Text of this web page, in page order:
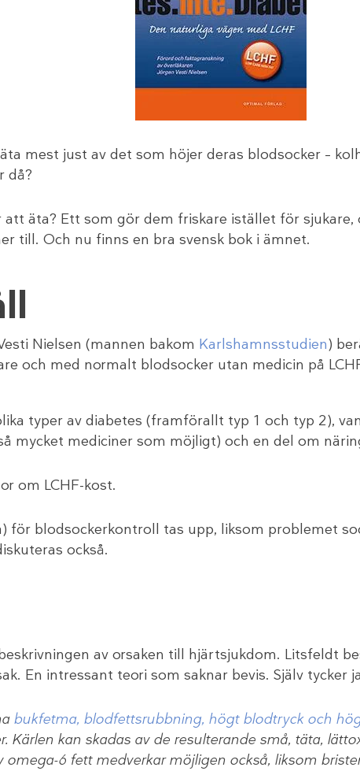
mest just av det som höjer deras blodsocker –
då?
äta? Ett som gör dem friskare istället för sjukare,
till. Och nu finns en bra svensk bok i ämnet.
Nielsen (mannen bakom Karlshamnsstudien)
och med normalt blodsocker utan medicin på
typer av diabetes (framförallt typ 1 och typ 2),
mycket mediciner som möjligt) och en del om
om LCHF-kost.
blodsockerkontroll tas upp, liksom problemet
också.
av orsaken till hjärtsjukdom. Litsfeldt
En intressant teori som saknar bevis. Själv tycker
bukfetma, blodfettsrubbning, högt blodtryck och
Kärlen kan skadas av de resulterande små, täta,
6 fett medverkar möjligen också, liksom